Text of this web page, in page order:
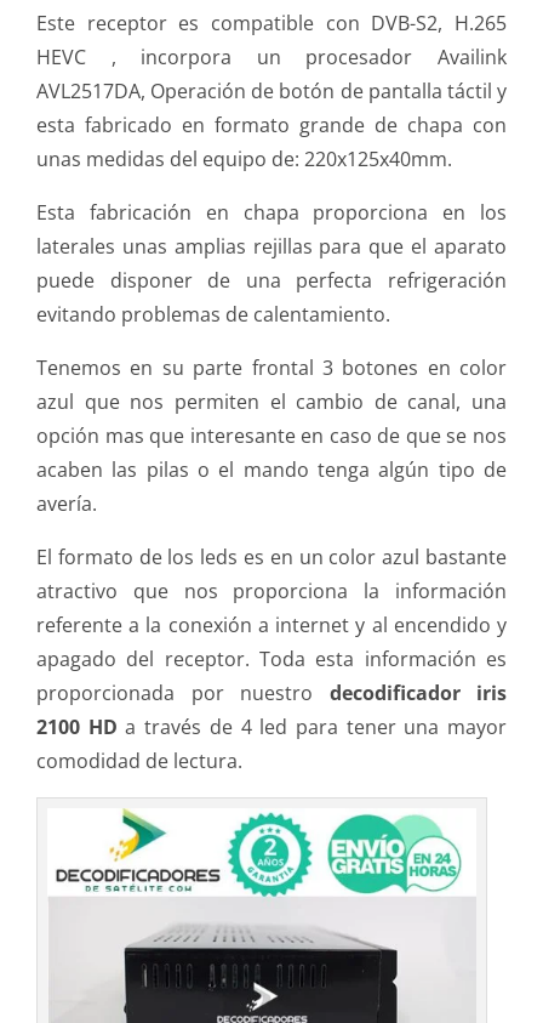
Este receptor es compatible con DVB-S2, H.265
HEVC , incorpora un procesador Availink
AVL2517DA, Operación de botón de pantalla táctil y
esta fabricado en formato grande de chapa con
unas medidas del equipo de: 220x125x40mm.
Esta fabricación en chapa proporciona en los
laterales unas amplias rejillas para que el aparato
puede disponer de una perfecta refrigeración
evitando problemas de calentamiento.
Tenemos en su parte frontal 3 botones en color
azul que nos permiten el cambio de canal, una
opción mas que interesante en caso de que se nos
acaben las pilas o el mando tenga algún tipo de
avería.
El formato de los leds es en un color azul bastante
atractivo que nos proporciona la información
referente a la conexión a internet y al encendido y
apagado del receptor. Toda esta información es
proporcionada por nuestro decodificador iris
2100 HD a través de 4 led para tener una mayor
comodidad de lectura.